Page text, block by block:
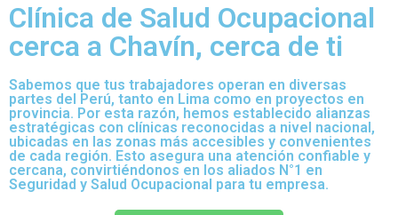
Clínica de Salud Ocupacional
cerca a Chavín, cerca de ti
Sabemos que tus trabajadores operan en diversas
partes del Perú, tanto en Lima como en proyectos en
provincia. Por esta razón, hemos establecido alianzas
estratégicas con clínicas reconocidas a nivel nacional,
ubicadas en las zonas más accesibles y convenientes
de cada región. Esto asegura una atención confiable y
cercana, convirtiéndonos en los aliados N°1 en
Seguridad y Salud Ocupacional para tu empresa.